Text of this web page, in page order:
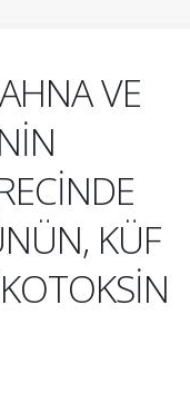
VE
KÜF